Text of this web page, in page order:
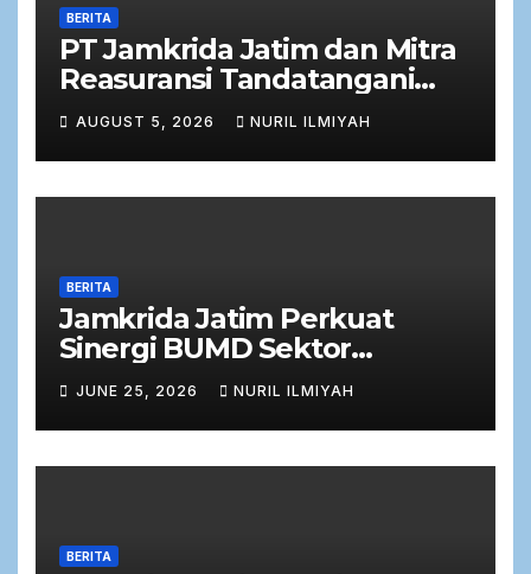
BERITA
PT Jamkrida Jatim dan Mitra
Reasuransi Tandatangani
Perjanjian Facultative
Obligatory 2026
AUGUST 5, 2026 NURIL ILMIYAH
BERITA
Jamkrida Jatim Perkuat
Sinergi BUMD Sektor
Keuangan dalam Rapat Kerja
Bersama Komisi C DPRD
Jawa Timur
JUNE 25, 2026 NURIL ILMIYAH
BERITA